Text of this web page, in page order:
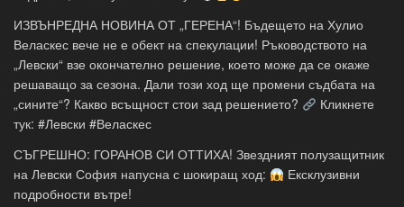
ИЗВЪНРЕДНА НОВИНА ОТ „ГЕРЕНА“! Бъдещето на Хулио
Веласкес вече не е обект на спекулации! Ръководството на
„Левски“ взе окончателно решение, което може да се окаже
решаващо за сезона. Дали този ход ще промени съдбата на
„сините“? Какво всъщност стои зад решението?
Кликнете
тук: #Левски #Веласкес
СЪГРЕШНО: ГОРАНОВ СИ ОТТИХА! Звездният полузащитник
на Левски София напусна с шокиращ ход:
Ексклузивни
подробности вътре!